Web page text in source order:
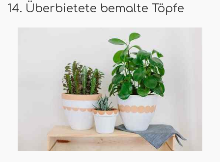
14. Überbietete bemalte Töpfe